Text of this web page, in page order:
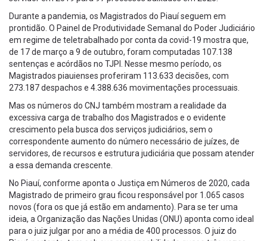
Durante a pandemia, os Magistrados do Piauí seguem em
prontidão. O Painel de Produtividade Semanal do Poder Judiciário
em regime de teletrabalhado por conta da covid-19 mostra que,
de 17 de março a 9 de outubro, foram computadas 107.138
sentenças e acórdãos no TJPI. Nesse mesmo período, os
Magistrados piauienses proferiram 113.633 decisões, com
273.187 despachos e 4.388.636 movimentações processuais.
Mas os números do CNJ também mostram a realidade da
excessiva carga de trabalho dos Magistrados e o evidente
crescimento pela busca dos serviços judiciários, sem o
correspondente aumento do número necessário de juízes, de
servidores, de recursos e estrutura judiciária que possam atender
a essa demanda crescente.
No Piauí, conforme aponta o Justiça em Números de 2020, cada
Magistrado de primeiro grau ficou responsável por 1.065 casos
novos (fora os que já estão em andamento). Para se ter uma
ideia, a Organização das Nações Unidas (ONU) aponta como ideal
para o juiz julgar por ano a média de 400 processos. O juiz do